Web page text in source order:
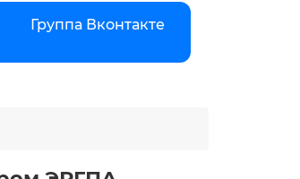
Группа Вконтакте